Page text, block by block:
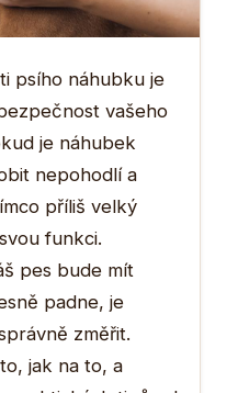
psího náhubku je
vašeho
je náhubek
nepohodlí a
příliš velký
funkci.
pes bude mít
padne, je
změřit.
jak na to, a